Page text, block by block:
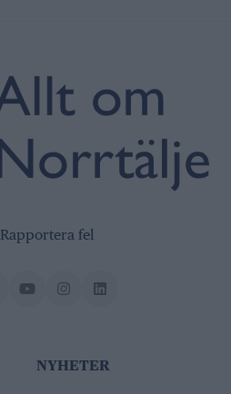
Rapportera fel
NYHETER